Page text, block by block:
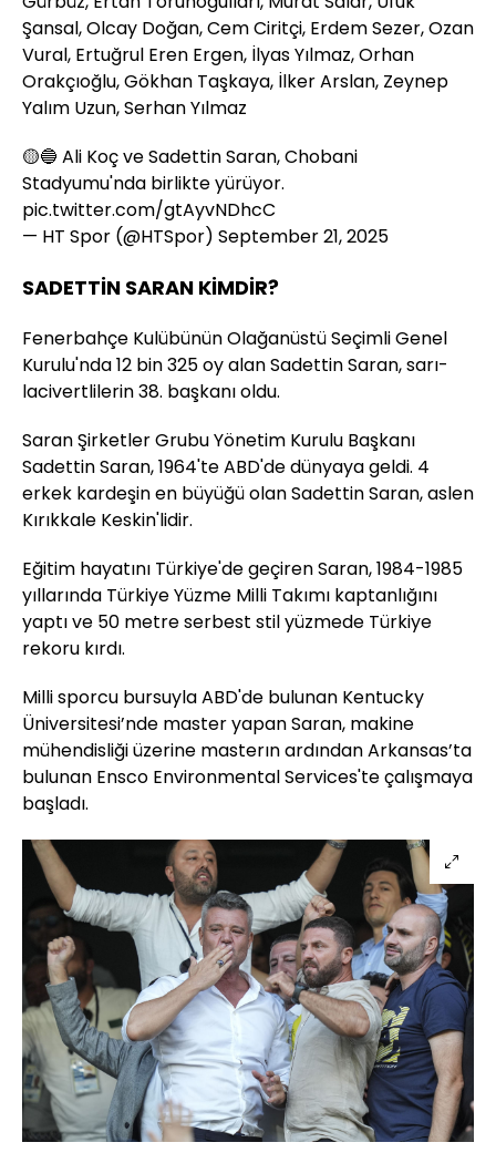
Şansal, Olcay Doğan, Cem Ciritçi, Erdem Sezer, Ozan
Vural, Ertuğrul Eren Ergen, İlyas Yılmaz, Orhan
Orakçıoğlu, Gökhan Taşkaya, İlker Arslan, Zeynep
Yalım Uzun, Serhan Yılmaz
🟡🔵 Ali Koç ve Sadettin Saran, Chobani
Stadyumu'nda birlikte yürüyor.
pic.twitter.com/gtAyvNDhcC
— HT Spor (@HTSpor) September 21, 2025
SADETTİN SARAN KİMDİR?
Fenerbahçe Kulübünün Olağanüstü Seçimli Genel
Kurulu'nda 12 bin 325 oy alan Sadettin Saran, sarı-
lacivertlilerin 38. başkanı oldu.
Saran Şirketler Grubu Yönetim Kurulu Başkanı
Sadettin Saran, 1964'te ABD'de dünyaya geldi. 4
erkek kardeşin en büyüğü olan Sadettin Saran, aslen
Kırıkkale Keskin'lidir.
Eğitim hayatını Türkiye'de geçiren Saran, 1984-1985
yıllarında Türkiye Yüzme Milli Takımı kaptanlığını
yaptı ve 50 metre serbest stil yüzmede Türkiye
rekoru kırdı.
Milli sporcu bursuyla ABD'de bulunan Kentucky
Üniversitesi’nde master yapan Saran, makine
mühendisliği üzerine masterın ardından Arkansas’ta
bulunan Ensco Environmental Services'te çalışmaya
başladı.